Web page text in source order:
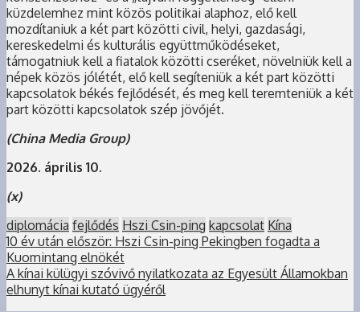
küzdelemhez mint közös politikai alaphoz, elő kell
mozdítaniuk a két part közötti civil, helyi, gazdasági,
kereskedelmi és kulturális együttműködéseket,
támogatniuk kell a fiatalok közötti cseréket, növelniük kell a
népek közös jólétét, elő kell segíteniük a két part közötti
kapcsolatok békés fejlődését, és meg kell teremteniük a két
part közötti kapcsolatok szép jövőjét.
(China Media Group)
2026. április 10.
(x)
diplomácia fejlődés Hszi Csin-ping kapcsolat Kína
10 év után először: Hszi Csin-ping Pekingben fogadta a
Kuomintang elnökét
A kínai külügyi szóvivő nyilatkozata az Egyesült Államokban
elhunyt kínai kutató ügyéről